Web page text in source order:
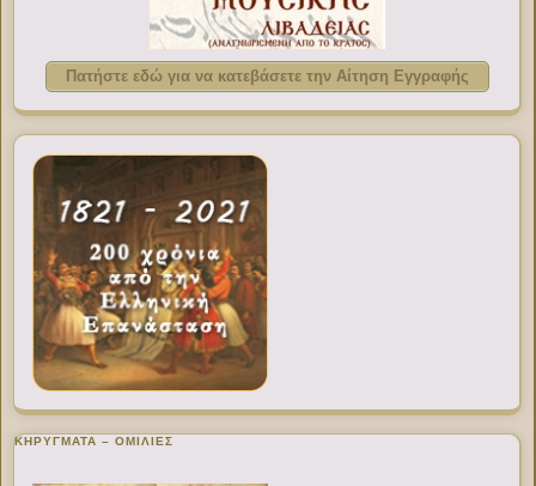
Πατήστε εδώ για να κατεβάσετε την Αίτηση Εγγραφής
ΚΗΡΥΓΜΑΤΑ – ΟΜΙΛΙΕΣ